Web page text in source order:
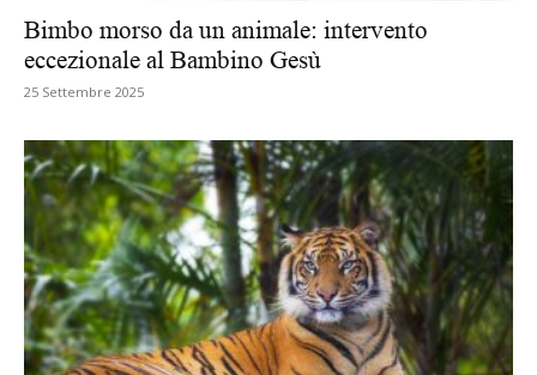
Bimbo morso da un animale: intervento
eccezionale al Bambino Gesù
25 Settembre 2025